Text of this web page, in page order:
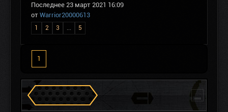
Последнее 23 март 2021 16:09
от Warrior20000613
1 2 3 ... 5
1
Сталкеров в Зоне